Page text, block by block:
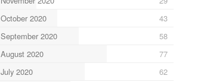
October 2020
43
September 2020
58
August 2020
77
July 2020
62